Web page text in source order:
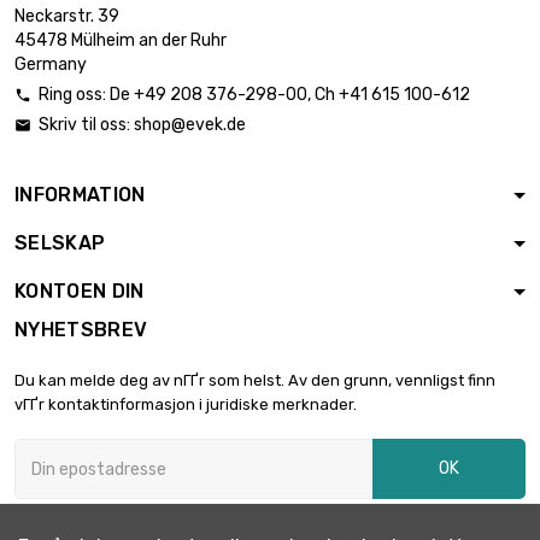
lengde : 25 000
Meter
diameter : 0.5mm
(≈1/16 inch)
lengde : 25 000
(≈1/32 inch)
lengde : 10 000
diameter : 0.7mm
(0.0276 inch)
Meter
diameter : 0.8mm

lengde : 10 000
€ 2,477.30 
Neckarstr. 39
45478 Mülheim an der Ruhr
Germany
 Ring oss: De +49 208 376-298-00, Ch +41 615 100-612
 Skriv til oss: shop@evek.de
INFORMATION
SELSKAP
KONTOEN DIN
NYHETSBREV
Du kan melde deg av nГҐr som helst. Av den grunn, vennligst finn
vГҐr kontaktinformasjon i juridiske merknader.
OK